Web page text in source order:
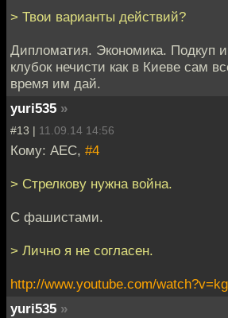
> Твои варианты действий?
Дипломатия. Экономика. Подкуп
клубок нечисти как в Киеве сам
время им дай.
yuri535 »
#13 | 11.09.14 14:56
Кому: АЕС, #4
> Стрелкову нужна война.
C фашистами.
> Лично я не согласен.
http://www.youtube.com/
yuri535 »